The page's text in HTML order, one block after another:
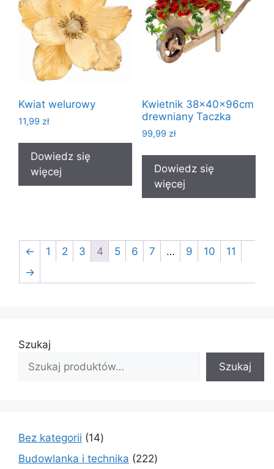
Kwiat welurowy
11,99 zł
Dowiedz się
więcej
Kwietnik 38x40x96cm
drewniany Taczka
99,99 zł
Dowiedz się
więcej
← 1 2 3 4 5 6 7 … 9 10
11
→
Szukaj
Szukaj
Bez kategorii 1414
produktów
Budowlanka i technika 222222